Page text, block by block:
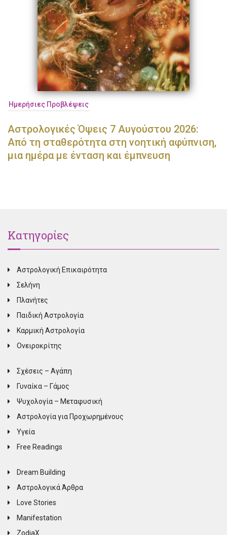
Ημερήσιες Προβλέψεις
Αστρολογικές Όψεις 7 Αυγούστου 2026:
Από τη σταθερότητα στη νοητική αφύπνιση,
μια ημέρα με ένταση και έμπνευση
Κατηγορίες
Αστρολογική Επικαιρότητα
Σελήνη
Πλανήτες
Παιδική Αστρολογία
Καρμική Αστρολογία
Ονειροκρίτης
Σχέσεις – Αγάπη
Γυναίκα – Γάμος
Ψυχολογία – Μεταφυσική
Αστρολογία για Προχωρημένους
Υγεία
Free Readings
Dream Building
Αστρολογικά Άρθρα
Love Stories
Manifestation
ZodiaX